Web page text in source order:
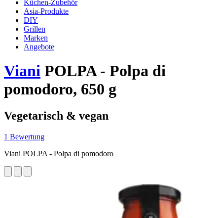
Küchen-Zubehör
Asia-Produkte
DIY
Grillen
Marken
Angebote
Viani POLPA - Polpa di
pomodoro, 650 g
Vegetarisch & vegan
1 Bewertung
Viani POLPA - Polpa di pomodoro